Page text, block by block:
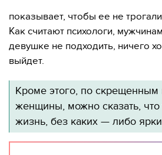
показывает, чтобы ее не
Как считают психологи,
девушке не подходить, ничего
выйдет.
Кроме этого, по скрещенным
женщины, можно сказать, что
жизнь, без каких — либо